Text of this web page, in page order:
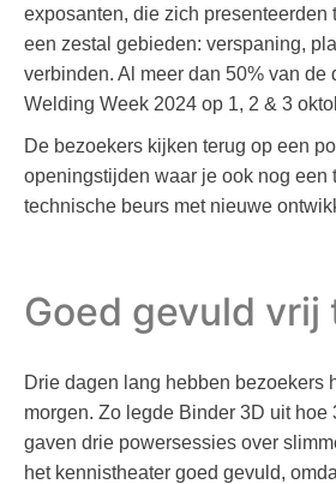
exposanten, die zich
een zestal gebieden: verspaning,
verbinden. Al meer dan 50% van
Welding Week 2024 op 1, 2 & 3
De bezoekers kijken terug op een
openingstijden waar je ook nog
technische beurs met nieuwe
Goed gevuld
Drie dagen lang hebben bezoekers
morgen. Zo legde Binder 3D uit
gaven drie powersessies over
het kennistheater goed gevuld,